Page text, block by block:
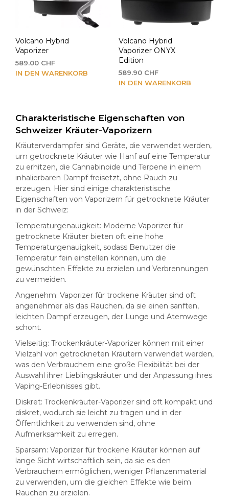
Volcano Hybrid
Vaporizer
589.00 CHF
IN DEN WARENKORB
Volcano Hybrid
Vaporizer ONYX
Edition
589.90 CHF
IN DEN WARENKORB
Charakteristische Eigenschaften von
Schweizer Kräuter-Vaporizern
Kräuterverdampfer sind Geräte, die verwendet werden,
um getrocknete Kräuter wie Hanf auf eine Temperatur
zu erhitzen, die Cannabinoide und Terpene in einem
inhalierbaren Dampf freisetzt, ohne Rauch zu
erzeugen. Hier sind einige charakteristische
Eigenschaften von Vaporizern für getrocknete Kräuter
in der Schweiz:
Temperaturgenauigkeit: Moderne Vaporizer für
getrocknete Kräuter bieten oft eine hohe
Temperaturgenauigkeit, sodass Benutzer die
Temperatur fein einstellen können, um die
gewünschten Effekte zu erzielen und Verbrennungen
zu vermeiden.
Angenehm: Vaporizer für trockene Kräuter sind oft
angenehmer als das Rauchen, da sie einen sanften,
leichten Dampf erzeugen, der Lunge und Atemwege
schont.
Vielseitig: Trockenkräuter-Vaporizer können mit einer
Vielzahl von getrockneten Kräutern verwendet werden,
was den Verbrauchern eine große Flexibilität bei der
Auswahl ihrer Lieblingskräuter und der Anpassung ihres
Vaping-Erlebnisses gibt.
Diskret: Trockenkräuter-Vaporizer sind oft kompakt und
diskret, wodurch sie leicht zu tragen und in der
Öffentlichkeit zu verwenden sind, ohne
Aufmerksamkeit zu erregen.
Sparsam: Vaporizer für trockene Kräuter können auf
lange Sicht wirtschaftlich sein, da sie es den
Verbrauchern ermöglichen, weniger Pflanzenmaterial
zu verwenden, um die gleichen Effekte wie beim
Rauchen zu erzielen.